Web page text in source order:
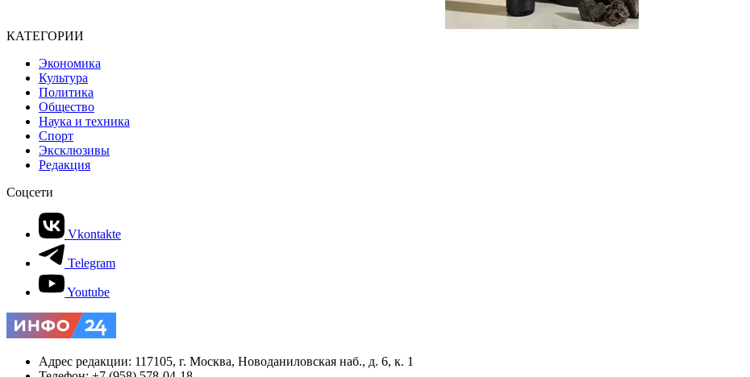
КАТЕГОРИИ
Экономика
Культура
Политика
Общество
Наука и техника
Спорт
Эксклюзивы
Редакция
Соцсети
Vkontakte
Telegram
Youtube
Адрес редакции: 117105, г. Москва, Новоданиловская наб., д. 6, к. 1